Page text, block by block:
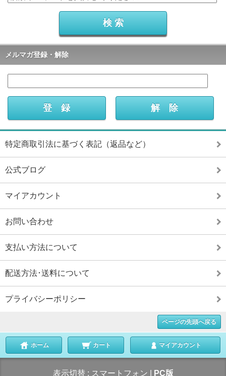
メルマガ登録・解除
特定商取引法に基づく表記（返品など）
公式ブログ
マイアカウント
お問い合わせ
支払い方法について
配送方法･送料について
プライバシーポリシー
ページの先頭へ戻る
ホーム カート マイアカウント
表示切替 : スマートフォン PC版